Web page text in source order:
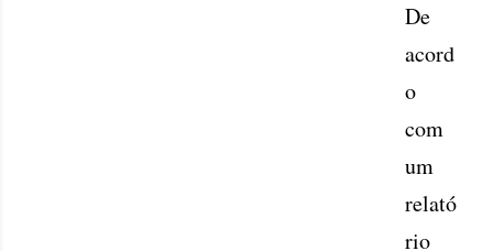
De
acord
o
com
um
relató
rio